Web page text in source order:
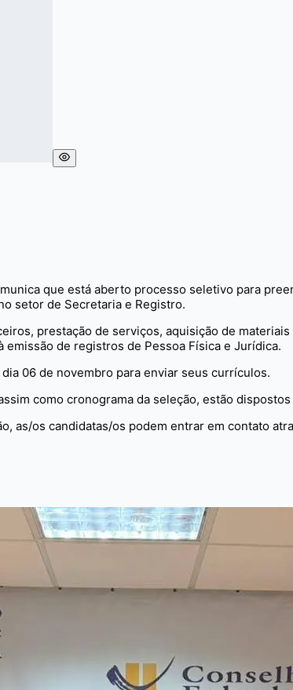
que está aberto processo seletivo para
setor de Secretaria e Registro.
prestação de serviços, aquisição de
de registros de Pessoa Física e Jurídica.
06 de novembro para enviar seus currículos.
como cronograma da seleção, estão
as/os candidatas/os podem entrar em contato